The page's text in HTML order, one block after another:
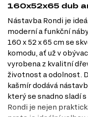
160x52x65 dub
Nástavba Rondi je
moderní a funkční
160 x 52 x 65 cm se
komodu, ať už v
vyrobena z kvalitní
životnost a odolnost.
kašmír dodává
který se snadno sladí
Rondi je nejen